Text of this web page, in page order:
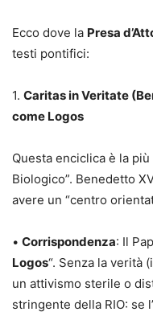
Ecco dove la Presa
testi pontifici:
1. Caritas in Veritate
come Logos
Questa enciclica è la
Biologico”. Benedetto
avere un “centro
• Corrispondenza: Il
Logos“. Senza la verità
un attivismo sterile o
stringente della RIO: se